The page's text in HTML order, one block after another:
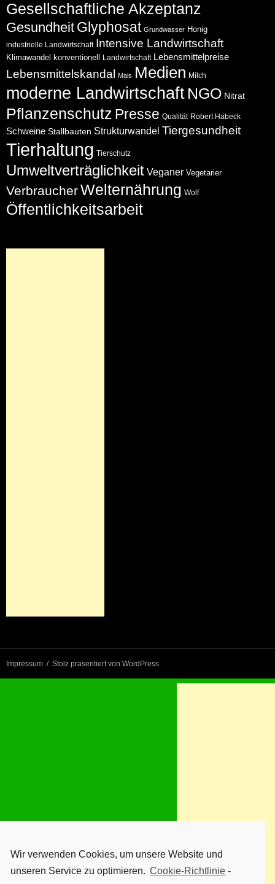
Wir verwenden Cookies, um unsere Website und
unseren Service zu optimieren. Cookie-Richtlinie -
Gesellschaftliche Akzeptanz
Gesundheit Glyphosat Grundwasser Honig
industrielle Landwirtschaft Intensive Landwirtschaft
Klimawandel konventionell Landwirtschaft Lebensmittelpreise
Lebensmittelskandal Mais Medien Milch
moderne Landwirtschaft NGO Nitrat
Pflanzenschutz Presse Qualität Robert Habeck
Schweine Stallbauten Strukturwandel Tiergesundheit
Tierhaltung Tierschutz
Umweltverträglichkeit Veganer Vegetarier
VerbraucherWelternährung Wolf
Öffentlichkeitsarbeit
Impressum Stolz präsentiert von WordPress